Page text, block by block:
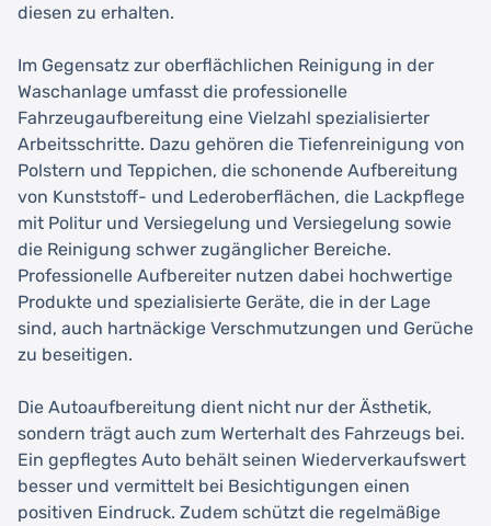
diesen zu erhalten.
Im Gegensatz zur oberflächlichen Reinigung in der
Waschanlage umfasst die professionelle
Fahrzeugaufbereitung eine Vielzahl spezialisierter
Arbeitsschritte. Dazu gehören die Tiefenreinigung von
Polstern und Teppichen, die schonende Aufbereitung
von Kunststoff- und Lederoberflächen, die Lackpflege
mit Politur und Versiegelung und Versiegelung sowie
die Reinigung schwer zugänglicher Bereiche.
Professionelle Aufbereiter nutzen dabei hochwertige
Produkte und spezialisierte Geräte, die in der Lage
sind, auch hartnäckige Verschmutzungen und Gerüche
zu beseitigen.
Die Autoaufbereitung dient nicht nur der Ästhetik,
sondern trägt auch zum Werterhalt des Fahrzeugs bei.
Ein gepflegtes Auto behält seinen Wiederverkaufswert
besser und vermittelt bei Besichtigungen einen
positiven Eindruck. Zudem schützt die regelmäßige